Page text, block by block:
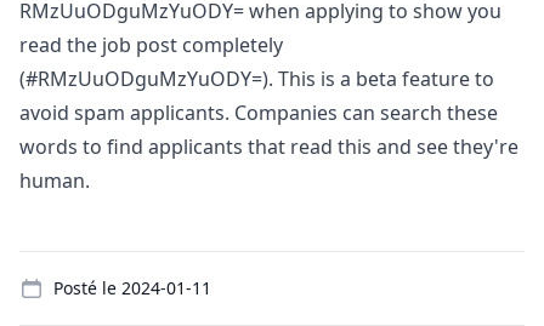
RMzUuODguMzYuODY= when applying to show you
read the job post completely
(#RMzUuODguMzYuODY=). This is a beta feature to
avoid spam applicants. Companies can search these
words to find applicants that read this and see they're
human.
Posté le 2024-01-11